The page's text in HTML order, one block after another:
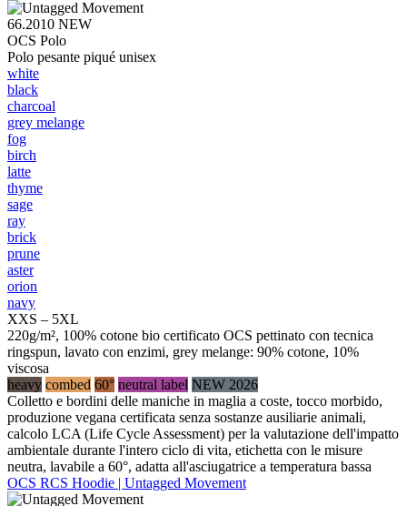
66.2010 NEW
OCS Polo
Polo pesante piqué unisex
white
black
charcoal
grey melange
fog
birch
latte
thyme
sage
ray
brick
prune
aster
orion
navy
XXS – 5XL
220g/m², 100% cotone bio certificato OCS pettinato con tecnica
ringspun, lavato con enzimi, grey melange: 90% cotone, 10%
viscosa
heavy combed 60° neutral label NEW 2026
Colletto e bordini delle maniche in maglia a coste, tocco morbido,
produzione vegana certificata senza sostanze ausiliarie animali,
calcolo LCA (Life Cycle Assessment) per la valutazione dell'impatto
ambientale durante l'intero ciclo di vita, etichetta con le misure
neutra, lavabile a 60°, adatta all'asciugatrice a temperatura bassa
OCS RCS Hoodie | Untagged Movement